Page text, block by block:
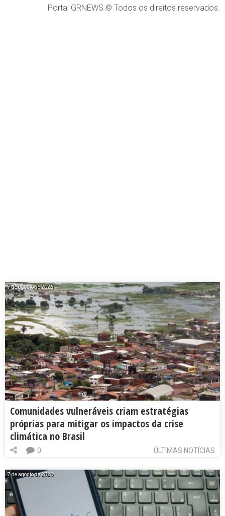
Portal GRNEWS © Todos os direitos reservados.
7 de agosto de 2026
Comunidades vulneráveis criam estratégias
próprias para mitigar os impactos da crise
climática no Brasil
ÚLTIMAS NOTÍCIAS
0
7 de agosto de 2026